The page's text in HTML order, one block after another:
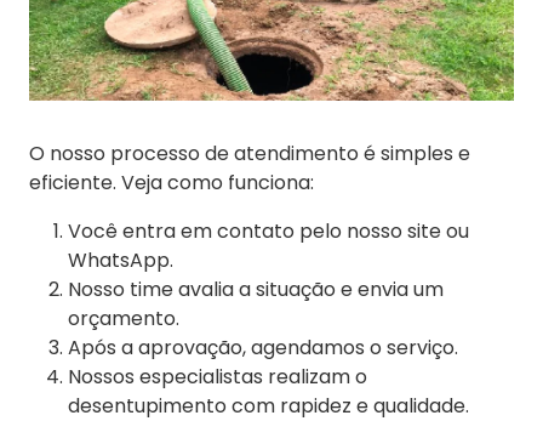
O nosso processo de atendimento é simples e
eficiente. Veja como funciona:
Você entra em contato pelo nosso site ou
WhatsApp.
Nosso time avalia a situação e envia um
orçamento.
Após a aprovação, agendamos o serviço.
Nossos especialistas realizam o
desentupimento com rapidez e qualidade.